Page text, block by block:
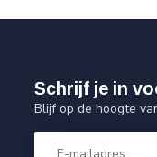
Schrijf je in
Blijf op de hoogte